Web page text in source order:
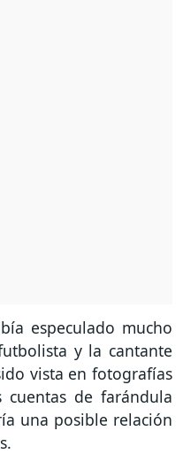
especulado mucho
y la cantante
vista en fotografías
cuentas de farándula
una posible relación